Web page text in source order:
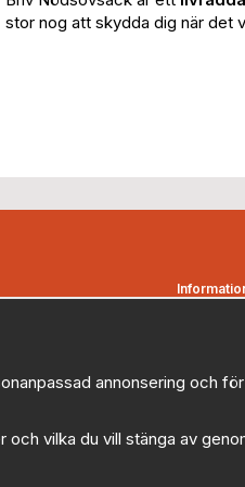
stor nog att skydda dig när det
Om
annonsering och
vilka du vill stänga av